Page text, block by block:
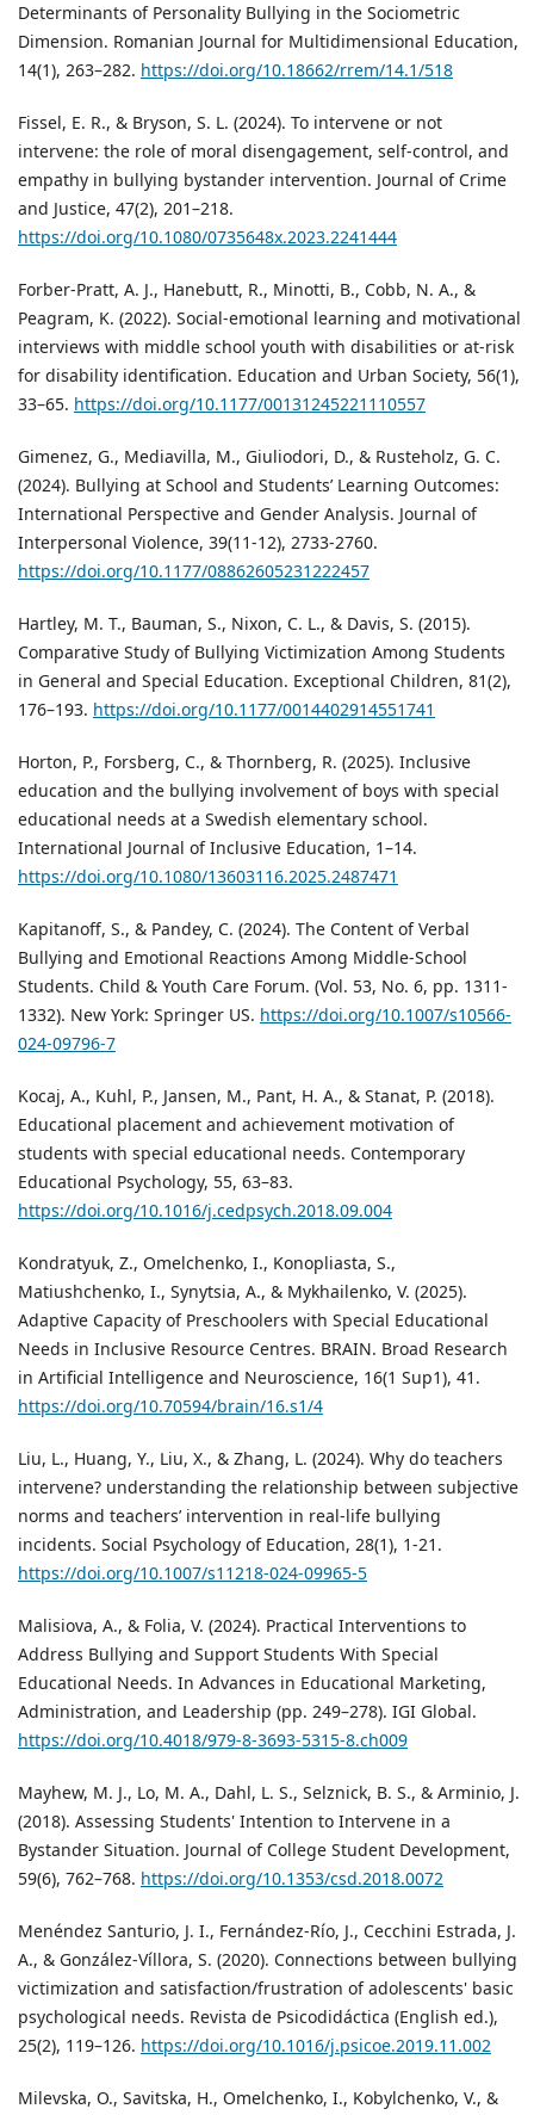
Determinants of Personality Bullying in the Sociometric
Dimension. Romanian Journal for Multidimensional Education,
14(1), 263–282. https://doi.org/10.18662/rrem/14.1/518
Fissel, E. R., & Bryson, S. L. (2024). To intervene or not
intervene: the role of moral disengagement, self-control, and
empathy in bullying bystander intervention. Journal of Crime
and Justice, 47(2), 201–218.
https://doi.org/10.1080/0735648x.2023.2241444
Forber-Pratt, A. J., Hanebutt, R., Minotti, B., Cobb, N. A., &
Peagram, K. (2022). Social-emotional learning and motivational
interviews with middle school youth with disabilities or at-risk
for disability identification. Education and Urban Society, 56(1),
33–65. https://doi.org/10.1177/00131245221110557
Gimenez, G., Mediavilla, M., Giuliodori, D., & Rusteholz, G. C.
(2024). Bullying at School and Students’ Learning Outcomes:
International Perspective and Gender Analysis. Journal of
Interpersonal Violence, 39(11-12), 2733-2760.
https://doi.org/10.1177/08862605231222457
Hartley, M. T., Bauman, S., Nixon, C. L., & Davis, S. (2015).
Comparative Study of Bullying Victimization Among Students
in General and Special Education. Exceptional Children, 81(2),
176–193. https://doi.org/10.1177/0014402914551741
Horton, P., Forsberg, C., & Thornberg, R. (2025). Inclusive
education and the bullying involvement of boys with special
educational needs at a Swedish elementary school.
International Journal of Inclusive Education, 1–14.
https://doi.org/10.1080/13603116.2025.2487471
Kapitanoff, S., & Pandey, C. (2024). The Content of Verbal
Bullying and Emotional Reactions Among Middle-School
Students. Child & Youth Care Forum. (Vol. 53, No. 6, pp. 1311-
1332). New York: Springer US. https://doi.org/10.1007/s10566-
024-09796-7
Kocaj, A., Kuhl, P., Jansen, M., Pant, H. A., & Stanat, P. (2018).
Educational placement and achievement motivation of
students with special educational needs. Contemporary
Educational Psychology, 55, 63–83.
https://doi.org/10.1016/j.cedpsych.2018.09.004
Kondratyuk, Z., Omelchenko, I., Konopliasta, S.,
Matiushchenko, I., Synytsia, A., & Mykhailenko, V. (2025).
Adaptive Capacity of Preschoolers with Special Educational
Needs in Inclusive Resource Centres. BRAIN. Broad Research
in Artificial Intelligence and Neuroscience, 16(1 Sup1), 41.
https://doi.org/10.70594/brain/16.s1/4
Liu, L., Huang, Y., Liu, X., & Zhang, L. (2024). Why do teachers
intervene? understanding the relationship between subjective
norms and teachers’ intervention in real-life bullying
incidents. Social Psychology of Education, 28(1), 1-21.
https://doi.org/10.1007/s11218-024-09965-5
Malisiova, A., & Folia, V. (2024). Practical Interventions to
Address Bullying and Support Students With Special
Educational Needs. In Advances in Educational Marketing,
Administration, and Leadership (pp. 249–278). IGI Global.
https://doi.org/10.4018/979-8-3693-5315-8.ch009
Mayhew, M. J., Lo, M. A., Dahl, L. S., Selznick, B. S., & Arminio, J.
(2018). Assessing Students' Intention to Intervene in a
Bystander Situation. Journal of College Student Development,
59(6), 762–768. https://doi.org/10.1353/csd.2018.0072
Menéndez Santurio, J. I., Fernández-Río, J., Cecchini Estrada, J.
A., & González-Víllora, S. (2020). Connections between bullying
victimization and satisfaction/frustration of adolescents' basic
psychological needs. Revista de Psicodidáctica (English ed.),
25(2), 119–126. https://doi.org/10.1016/j.psicoe.2019.11.002
Milevska, О., Savitska, H., Omelchenko, I., Kobylchenko, V., &